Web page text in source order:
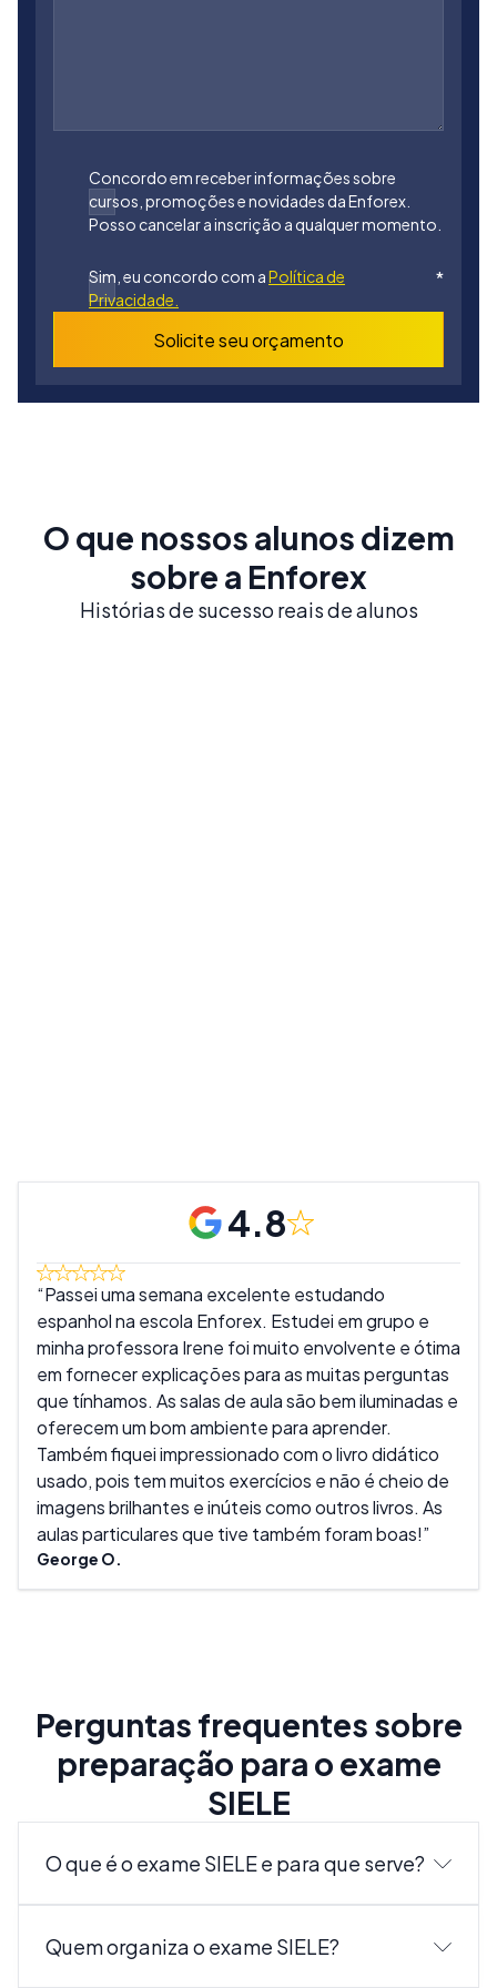
Concordo em receber informações sobre
cursos, promoções e novidades da Enforex.
Posso cancelar a inscrição a qualquer momento.
Sim, eu concordo com aPolítica de
Privacidade.
*
Solicite seu orçamento
O que nossos alunos dizem
sobre a Enforex
Histórias de sucesso reais de alunos
4.8
Passei uma semana excelente estudando
espanhol na escola Enforex. Estudei em grupo e
minha professora Irene foi muito envolvente e ótima
em fornecer explicações para as muitas perguntas
que tínhamos. As salas de aula são bem iluminadas e
oferecem um bom ambiente para aprender.
Também fiquei impressionado com o livro didático
usado, pois tem muitos exercícios e não é cheio de
imagens brilhantes e inúteis como outros livros. As
aulas particulares que tive também foram boas!
George O.
Perguntas frequentes sobre
preparação para o exame
SIELE
O que é o exame SIELE e para que serve?
O SIELE (Servicio Internacional de Evaluación de la
Lengua Española) é um exame oficial que avalia as
Quem organiza o exame SIELE?